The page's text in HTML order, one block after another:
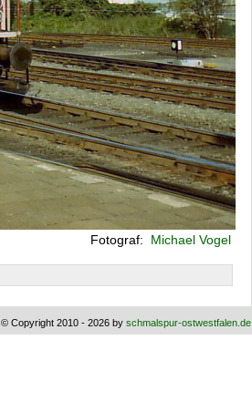
Fotograf: Michael Vogel
© Copyright 2010 - 2026 by schmalspur-ostwestfalen.de